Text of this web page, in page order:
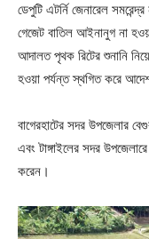
ডেপুটি এটর্নি জেনারেল
গেজেট বাতিল আইনানুগ না
আদালত পৃথক রিটের শুনানি
হওয়া পর্যন্ত স্থগিত করে
বাগেরহাটের সদর উপজেলার
এবং টাঙ্গাইলের সদর
করেন।